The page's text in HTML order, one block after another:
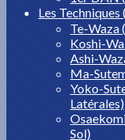
Les Techniques
Te-Waza
Koshi-
Ashi-
Ma-
Yoko-
Latérales)
Sol)